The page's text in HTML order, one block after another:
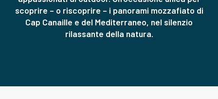
scoprire – o riscoprire – i panorami mozzafiato di
Cap Canaille e del Mediterraneo, nel silenzio
rilassante della natura.